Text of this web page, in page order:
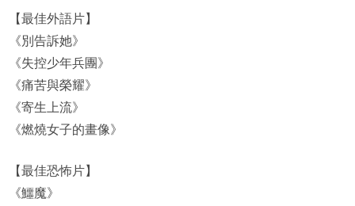
【最佳外語片】
《別告訴她》
《失控少年兵團》
《痛苦與榮耀》
《寄生上流》
《燃燒女子的畫像》
【最佳恐怖片】
《鱷魔》